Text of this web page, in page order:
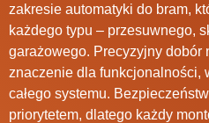
zakresie automatyki do bram,
każdego typu – przesuwnego,
garażowego. Precyzyjny dobór
znaczenie dla funkcjonalności,
całego systemu.
priorytetem, dlatego każdy